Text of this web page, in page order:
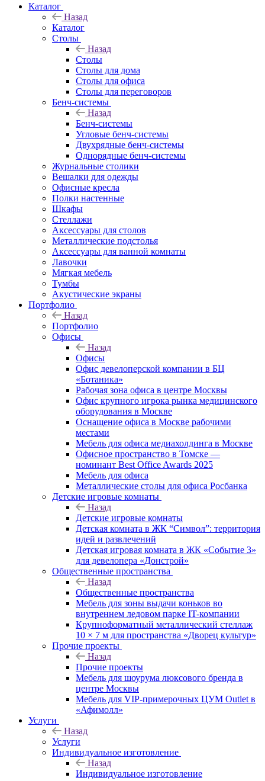
Каталог
Назад
Каталог
Столы
Назад
Столы
Столы для дома
Столы для офиса
Столы для переговоров
Бенч-системы
Назад
Бенч-системы
Угловые бенч-системы
Двухрядные бенч-системы
Однорядные бенч-системы
Журнальные столики
Вешалки для одежды
Офисные кресла
Полки настенные
Шкафы
Стеллажи
Аксессуары для столов
Металлические подстолья
Аксессуары для ванной комнаты
Лавочки
Мягкая мебель
Тумбы
Акустические экраны
Портфолио
Назад
Портфолио
Офисы
Назад
Офисы
Офис девелоперской компании в БЦ
«Ботаника»
Рабочая зона офиса в центре Москвы
Офис крупного игрока рынка медицинского
оборудования в Москве
Оснащение офиса в Москве рабочими
местами
Мебель для офиса медиахолдинга в Москве
Офисное пространство в Томске —
номинант Best Office Awards 2025
Мебель для офиса
Металлические столы для офиса Росбанка
Детские игровые комнаты
Назад
Детские игровые комнаты
Детская комната в ЖК “Символ”: территория
идей и развлечений
Детская игровая комната в ЖК «Событие 3»
для девелопера «Донстрой»
Общественные пространства
Назад
Общественные пространства
Мебель для зоны выдачи коньков во
внутреннем ледовом парке IT-компании
Крупноформатный металлический стеллаж
10 × 7 м для пространства «Дворец культур»
Прочие проекты
Назад
Прочие проекты
Мебель для шоурума люксового бренда в
центре Москвы
Мебель для VIP-примерочных ЦУМ Outlet в
«Афимолл»
Услуги
Назад
Услуги
Индивидуальное изготовление
Назад
Индивидуальное изготовление